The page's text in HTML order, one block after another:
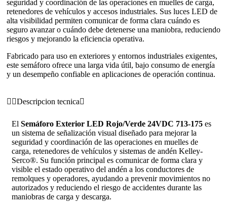
seguridad y coordinación de las operaciones en muelles de carga,
retenedores de vehículos y accesos industriales. Sus luces LED de
alta visibilidad permiten comunicar de forma clara cuándo es
seguro avanzar o cuándo debe detenerse una maniobra, reduciendo
riesgos y mejorando la eficiencia operativa.
Fabricado para uso en exteriores y entornos industriales exigentes,
este semáforo ofrece una larga vida útil, bajo consumo de energía
y un desempeño confiable en aplicaciones de operación continua.
Descripcion tecnica
El Semáforo Exterior LED Rojo/Verde 24VDC 713-175 es
un sistema de señalización visual diseñado para mejorar la
seguridad y coordinación de las operaciones en muelles de
carga, retenedores de vehículos y sistemas de andén Kelley-
Serco®. Su función principal es comunicar de forma clara y
visible el estado operativo del andén a los conductores de
remolques y operadores, ayudando a prevenir movimientos no
autorizados y reduciendo el riesgo de accidentes durante las
maniobras de carga y descarga.